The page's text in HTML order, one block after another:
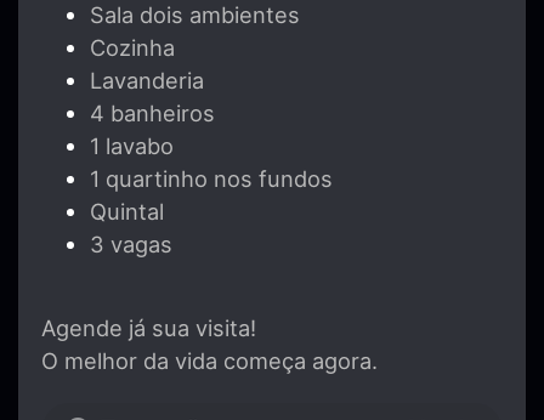
Sala dois ambientes
Cozinha
Lavanderia
4 banheiros
1 lavabo
1 quartinho nos fundos
Quintal
3 vagas
Agende já sua visita!
O melhor da vida começa agora.